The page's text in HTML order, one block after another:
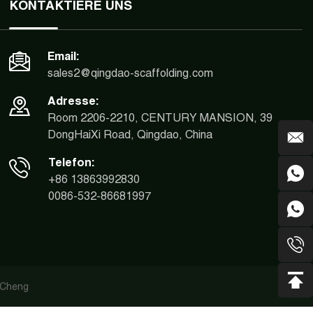
KONTAKTIERE UNS
Email:
sales2@qingdao-scaffolding.com
Adresse:
Room 2206-2210, CENTURY MANSION, 39
DongHaiXi Road, Qingdao, China
Telefon:
+86 13863992830
0086-532-86681997